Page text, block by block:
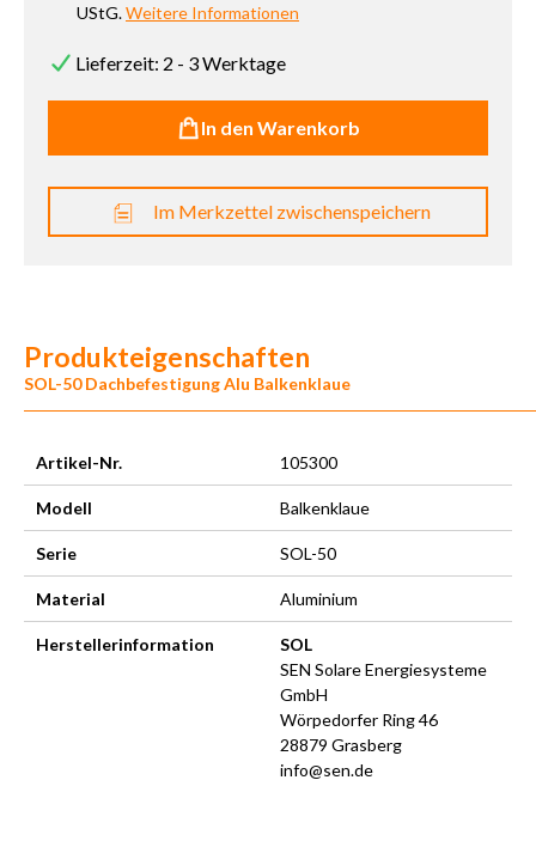
UStG.Weitere Informationen
Lieferzeit: 2 - 3 Werktage
In den Warenkorb
Im Merkzettel zwischenspeichern
Produkteigenschaften
SOL-50 Dachbefestigung Alu Balkenklaue
Artikel-Nr. 105300
Modell Balkenklaue
Serie SOL-50
Material Aluminium
Herstellerinformation
SOL
SEN Solare Energiesysteme
GmbH
Wörpedorfer Ring 46
28879 Grasberg
info@sen.de